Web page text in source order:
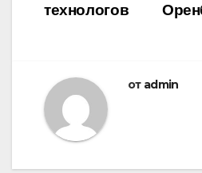
технологов
от admin